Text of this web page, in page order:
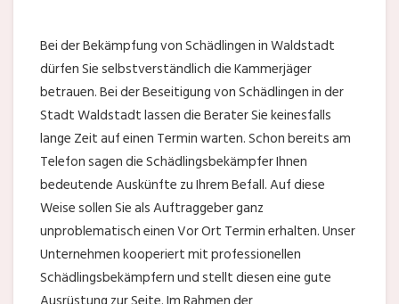
Bei der Bekämpfung von Schädlingen in Waldstadt
dürfen Sie selbstverständlich die Kammerjäger
betrauen. Bei der Beseitigung von Schädlingen in der
Stadt Waldstadt lassen die Berater Sie keinesfalls
lange Zeit auf einen Termin warten. Schon bereits am
Telefon sagen die Schädlingsbekämpfer Ihnen
bedeutende Auskünfte zu Ihrem Befall. Auf diese
Weise sollen Sie als Auftraggeber ganz
unproblematisch einen Vor Ort Termin erhalten. Unser
Unternehmen kooperiert mit professionellen
Schädlingsbekämpfern und stellt diesen eine gute